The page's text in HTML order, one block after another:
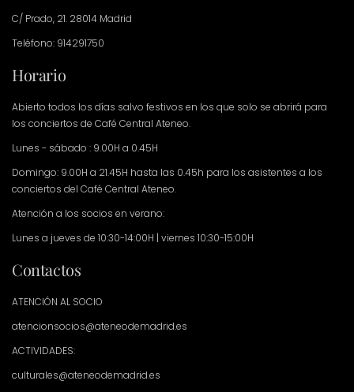
C/ Prado, 21. 28014 Madrid
Teléfono: 914291750
Horario
Abierto todos los días salvo festivos en los que solo se abrirá para
los conciertos de Café Central Ateneo.
Lunes - sábado : 9.00H a 0.45H
Domingo: 9.00H a 21.45H hasta las 0.45h para los asistentes a los
conciertos del Café Central Ateneo.
Atención a los socios en verano:
Lunes a jueves de 10:30-14:00H | viernes 10:30-15:00H
Contactos
ATENCIÓN AL SOCIO
atencionsocios@ateneodemadrid.es
ACTIVIDADES:
culturales@ateneodemadrid.es